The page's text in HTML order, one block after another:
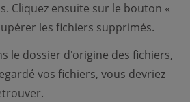
Cliquez ensuite sur le bouton «
les fichiers supprimés.
le dossier d'origine des fichiers,
vos fichiers, vous devriez